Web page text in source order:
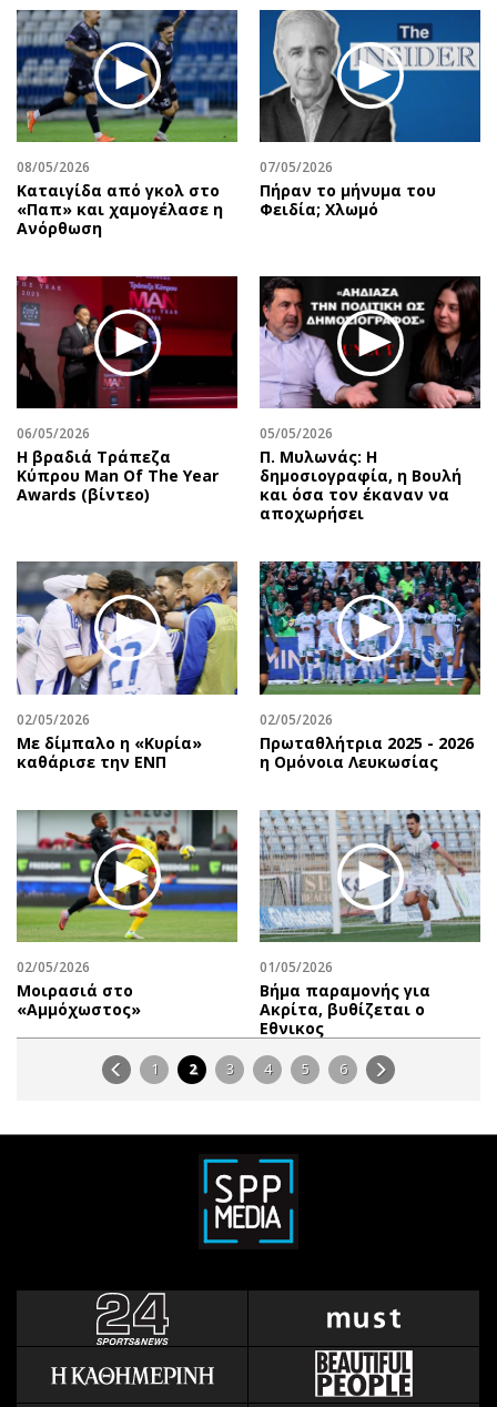
08/05/2026
Καταιγίδα από γκολ στο
«Παπ» και χαμογέλασε η
Ανόρθωση
07/05/2026
Πήραν το μήνυμα του
Φειδία; Χλωμό
06/05/2026
Η βραδιά Τράπεζα
Κύπρου Man Of The Year
Awards (βίντεο)
05/05/2026
Π. Μυλωνάς: Η
δημοσιογραφία, η Βουλή
και όσα τον έκαναν να
αποχωρήσει
02/05/2026
Με δίμπαλο η «Κυρία»
καθάρισε την ΕΝΠ
02/05/2026
Πρωταθλήτρια 2025 - 2026
η Ομόνοια Λευκωσίας
02/05/2026
Μοιρασιά στο
«Αμμόχωστος»
01/05/2026
Βήμα παραμονής για
Ακρίτα, βυθίζεται ο
Εθνικος
1 2 3 4 5 6